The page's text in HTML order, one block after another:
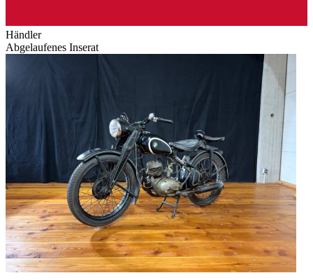
Händler
Abgelaufenes Inserat